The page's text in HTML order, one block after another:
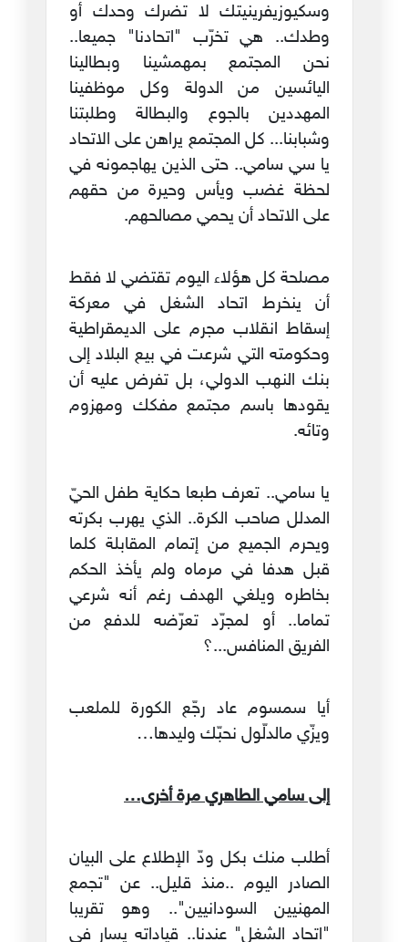
وسكيوزيفرينيتك لا تضرك وحدك أو
وطدك.. هي تخرّب "اتحادنا" جميعا..
نحن المجتمع بمهمشينا وبطالينا
اليائسين من الدولة وكل موظفينا
المهددين بالجوع والبطالة وطلبتنا
وشبابنا... كل المجتمع يراهن على الاتحاد
يا سي سامي.. حتى الذين يهاجمونه في
لحظة غضب ويأس وحيرة من حقهم
على الاتحاد أن يحمي مصالحهم.
مصلحة كل هؤلاء اليوم تقتضي لا فقط
أن ينخرط اتحاد الشغل في معركة
إسقاط انقلاب مجرم على الديمقراطية
وحكومته التي شرعت في بيع البلاد إلى
بنك النهب الدولي، بل تفرض عليه أن
يقودها باسم مجتمع مفكك ومهزوم
وتائه.
يا سامي.. تعرف طبعا حكاية طفل الحيّ
المدلل صاحب الكرة.. الذي يهرب بكرته
ويحرم الجميع من إتمام المقابلة كلما
قبل هدفا في مرماه ولم يأخذ الحكم
بخاطره ويلغي الهدف رغم أنه شرعي
تماما.. أو لمجرّد تعرّضه للدفع من
الفريق المنافس...؟
أيا سمسوم عاد رجّع الكورة للملعب
ويزّي مالدلّول نحبّك وليدها…
إلى سامي الطاهري مرة أخرى…
أطلب منك بكل ودّ الإطلاع على البيان
الصادر اليوم ..منذ قليل.. عن "تجمع
المهنيين السودانيين".. وهو تقريبا
"اتحاد الشغل" عندنا.. قياداته يسار في